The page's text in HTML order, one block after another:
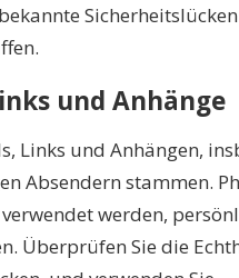
und Anhänge
Links und Anhängen,
Absendern stammen.
werden,
Überprüfen Sie die